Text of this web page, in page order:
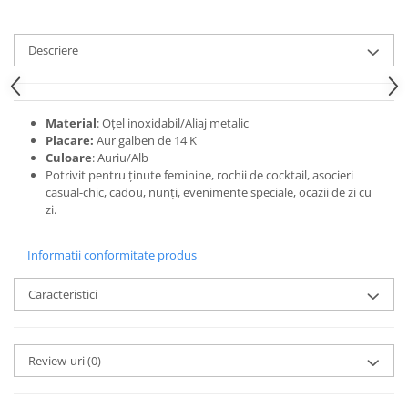
Descriere
Material: Oțel inoxidabil/Aliaj metalic
Placare: Aur galben de 14 K
Culoare: Auriu/Alb
Potrivit pentru ținute feminine, rochii de cocktail, asocieri
casual-chic, cadou, nunți, evenimente speciale, ocazii de zi cu
zi.
Informatii conformitate produs
Caracteristici
Review-uri(0)